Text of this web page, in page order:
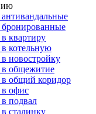
квартиру
котельную
новостройку
в общежитие
общий коридор
офис
подвал
сталинку